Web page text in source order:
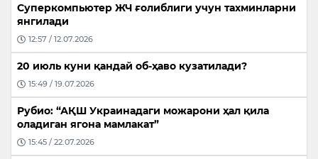
Суперкомпьютер ЖЧ ғолиблиги учун тахминларни
янгилади
12:57 / 12.07.2026
20 июль куни қандай об-ҳаво кузатилади?
15:49 / 19.07.2026
Рубио: “АҚШ Украинадаги можарони ҳал қила
оладиган ягона мамлакат”
15:45 / 22.07.2026